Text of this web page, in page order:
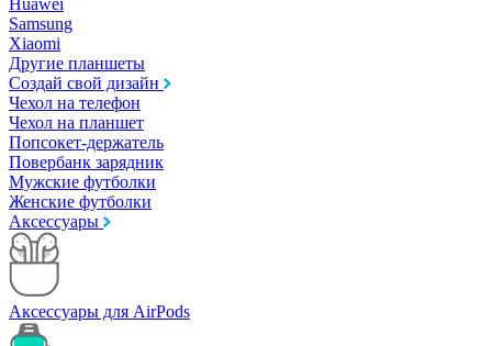
Huawei
Samsung
Xiaomi
Другие планшеты
Создай свой дизайн
Чехол на телефон
Чехол на планшет
Попсокет-держатель
Повербанк зарядник
Мужские футболки
Женские футболки
Аксессуары
Аксессуары для AirPods